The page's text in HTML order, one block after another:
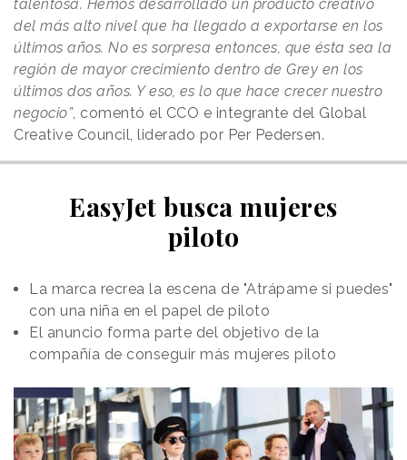
talentosa. Hemos desarrollado un producto creativo
del más alto nivel que ha llegado a exportarse en los
últimos años. No es sorpresa entonces, que ésta sea la
región de mayor crecimiento dentro de Grey en los
últimos dos años. Y eso, es lo que hace crecer nuestro
negocio”, comentó el CCO e integrante del Global
Creative Council, liderado por Per Pedersen.
EasyJet busca mujeres
piloto
La marca recrea la escena de "Atrápame si puedes"
con una niña en el papel de piloto
El anuncio forma parte del objetivo de la
compañía de conseguir más mujeres piloto